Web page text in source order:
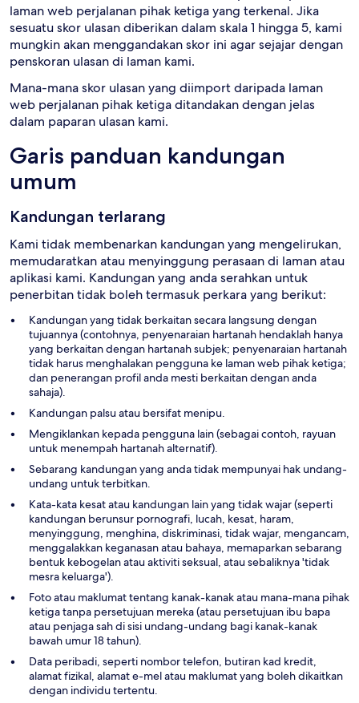
laman web perjalanan pihak ketiga yang terkenal. Jika
sesuatu skor ulasan diberikan dalam skala 1 hingga 5, kami
mungkin akan menggandakan skor ini agar sejajar dengan
penskoran ulasan di laman kami.
Mana-mana skor ulasan yang diimport daripada laman
web perjalanan pihak ketiga ditandakan dengan jelas
dalam paparan ulasan kami.
Garis panduan kandungan
umum
Kandungan terlarang
Kami tidak membenarkan kandungan yang mengelirukan,
memudaratkan atau menyinggung perasaan di laman atau
aplikasi kami. Kandungan yang anda serahkan untuk
penerbitan tidak boleh termasuk perkara yang berikut:
Kandungan yang tidak berkaitan secara langsung dengan
tujuannya (contohnya, penyenaraian hartanah hendaklah hanya
yang berkaitan dengan hartanah subjek; penyenaraian hartanah
tidak harus menghalakan pengguna ke laman web pihak ketiga;
dan penerangan profil anda mesti berkaitan dengan anda
sahaja).
Kandungan palsu atau bersifat menipu.
Mengiklankan kepada pengguna lain (sebagai contoh, rayuan
untuk menempah hartanah alternatif).
Sebarang kandungan yang anda tidak mempunyai hak undang-
undang untuk terbitkan.
Kata-kata kesat atau kandungan lain yang tidak wajar (seperti
kandungan berunsur pornografi, lucah, kesat, haram,
menyinggung, menghina, diskriminasi, tidak wajar, mengancam,
menggalakkan keganasan atau bahaya, memaparkan sebarang
bentuk kebogelan atau aktiviti seksual, atau sebaliknya 'tidak
mesra keluarga').
Foto atau maklumat tentang kanak-kanak atau mana-mana pihak
ketiga tanpa persetujuan mereka (atau persetujuan ibu bapa
atau penjaga sah di sisi undang-undang bagi kanak-kanak
bawah umur 18 tahun).
Data peribadi, seperti nombor telefon, butiran kad kredit,
alamat fizikal, alamat e-mel atau maklumat yang boleh dikaitkan
dengan individu tertentu.